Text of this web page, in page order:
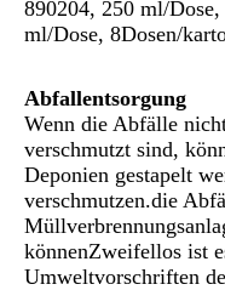
890204, 250 ml/
ml/Dose, 8Dosen/
Abfallentsorgung
Wenn die Abfälle
verschmutzt sind,
Deponien gestapelt
verschmutzen.die
könnenZweifellos ist
Umweltvorschriften